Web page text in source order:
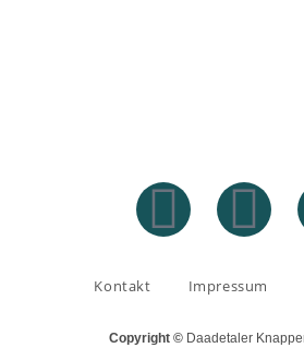
Kontakt Impressum
Copyright © Daadetaler